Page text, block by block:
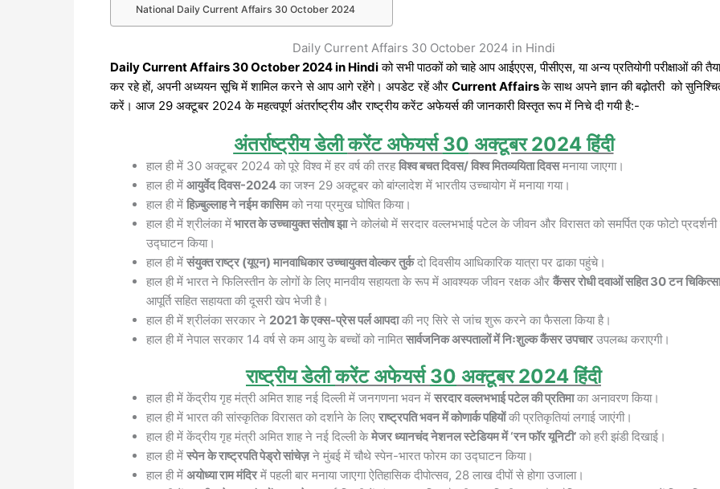
National Daily Current Affairs 30 October 2024
Daily Current Affairs 30 October 2024 in Hindi
Daily Current Affairs 30 October 2024in Hindiको सभी पाठकों को चाहे आप आईएएस, पीसीएस, या अन्य प्रतियोगी परीक्षाओं की
कर रहे हों, अपनी अध्ययन सूचि में शामिल करने से आप आगे रहेंगे। अपडेट रहें और Current Affairsके साथ अपने ज्ञान की बढ़ोतरी को
करें। आज 29 अक्टूबर 2024 के महत्वपूर्ण अंतर्राष्ट्रीय और राष्ट्रीय करेंट अफेयर्स की जानकारी विस्तृत रूप में निचे दी गयी है:-
अंतर्राष्ट्रीयडेलीकरेंट अफेयर्स30 अक्टूबर 2024 हिंदी
हाल ही में 30 अक्टूबर 2024 को पूरे विश्व में हर वर्ष की तरहविश्व बचत दिवस/ विश्व मितव्ययिता दिवसमनाया जाएगा।
हाल ही में आयुर्वेद दिवस-2024 का जश्न 29 अक्टूबर को बांग्लादेश में भारतीय उच्चायोग में मनाया गया।
हाल ही में हिज़्बुल्लाह ने नईम कासिमको नया प्रमुख घोषित किया।
हाल ही में श्रीलंका मेंभारत के उच्चायुक्त संतोष झाने कोलंबो में सरदार वल्लभभाई पटेल के जीवन और विरासत को समर्पित एक फोटो प्रदर्शनी
उद्घाटन किया।
हाल ही में संयुक्त राष्ट्र (यूएन) मानवाधिकार उच्चायुक्त वोल्कर तुर्कदो दिवसीय आधिकारिक यात्रा पर ढाका पहुंचे।
हाल ही में भारत ने फिलिस्तीन के लोगों के लिए मानवीय सहायता के रूप में आवश्यक जीवन रक्षक और कैंसर रोधी दवाओं सहित 30 टन चिकित्सा
आपूर्ति सहित सहायता की दूसरी खेप भेजी है।
हाल ही में श्रीलंका सरकार ने 2021 के एक्स-प्रेस पर्ल आपदाकी नए सिरे से जांच शुरू करने का फैसला किया है।
हाल ही में नेपाल सरकार 14 वर्ष से कम आयु के बच्चों को नामितसार्वजनिक अस्पतालों में निःशुल्क कैंसर उपचारउपलब्ध कराएगी।
राष्ट्रीयडेलीकरेंट अफेयर्स30 अक्टूबर 2024 हिंदी
हाल ही में केंद्रीय गृह मंत्री अमित शाह नई दिल्ली में जनगणना भवन में सरदार वल्लभभाई पटेल की प्रतिमाका अनावरण किया।
हाल ही में भारत की सांस्कृतिक विरासत को दर्शाने के लिए राष्ट्रपति भवन में कोणार्क पहियोंकी प्रतिकृतियां लगाई जाएंगी।
हाल ही में केंद्रीय गृह मंत्री अमित शाह ने नई दिल्ली केमेजर ध्यानचंद नेशनल स्टेडियम में ‘रन फॉर यूनिटी’ को हरी झंडी दिखाई।
हाल ही में स्पेन के राष्ट्रपति पेड्रो सांचेज़ने मुंबई में चौथे स्पेन-भारत फोरम का उद्घाटन किया।
हाल ही में अयोध्या राम मंदिरमें पहली बार मनाया जाएगा ऐतिहासिक दीपोत्सव, 28 लाख दीपों से होगा उजाला।